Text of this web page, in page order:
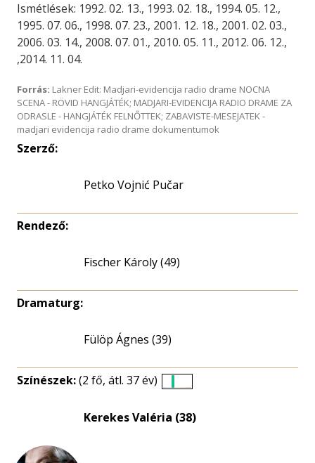
Ismétlések: 1992. 02. 13., 1993. 02. 18., 1994. 05. 12.,
1995. 07. 06., 1998. 07. 23., 2001. 12. 18., 2001. 02. 03.,
2006. 03. 14., 2008. 07. 01., 2010. 05. 11., 2012. 06. 12.,
,2014. 11. 04.
Forrás: Lakner Edit: Madjari-evidencija radio drame NOCNA
SCENA - RÖVID HANGJÁTÉK; MADJARI-EVIDENCIJA RADIO DRAME ZA
ODRASLE - HANGJÁTÉK FELNŐTTEK; ZABAVISTE-MESEJATEK -
madjari evidencija radio drame dokumentumok
Szerző:
Petko Vojnić Pučar
Rendező:
Fischer Károly (49)
Dramaturg:
Fülöp Ágnes (39)
Színészek:(2 fő, átl. 37 év)
eloszlás
Kerekes Valéria (38)